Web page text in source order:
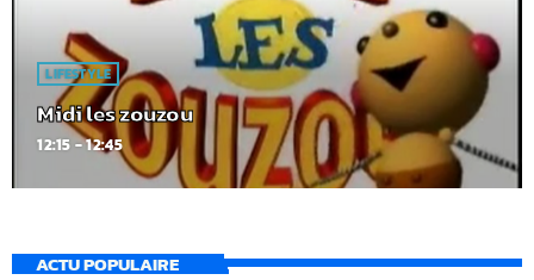
LIFESTYLE
Midi les zouzou
12:15 - 12:45
ACTU POPULAIRE